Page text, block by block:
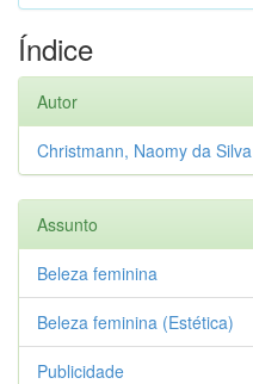
Índice
Autor
Christmann, Naomy da Silva
Assunto
Beleza feminina
Beleza feminina (Estética)
Publicidade